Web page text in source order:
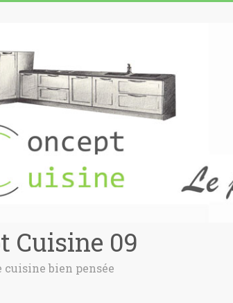
Cuisine 09
bien pensée